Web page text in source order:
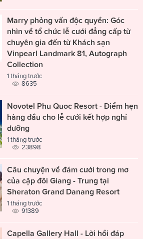
Marry phỏng vấn độc quyền: Góc
nhìn về tổ chức lễ cưới đẳng cấp từ
chuyên gia đến từ Khách sạn
Vinpearl Landmark 81, Autograph
Collection
1 tháng trước
8635
Novotel Phu Quoc Resort - Điểm hẹn
hàng đầu cho lễ cưới kết hợp nghỉ
dưỡng
1 tháng trước
23898
Câu chuyện về đám cưới trong mơ
của cặp đôi Giang - Trung tại
Sheraton Grand Danang Resort
1 tháng trước
91389
Capella Gallery Hall - Lời hồi đáp